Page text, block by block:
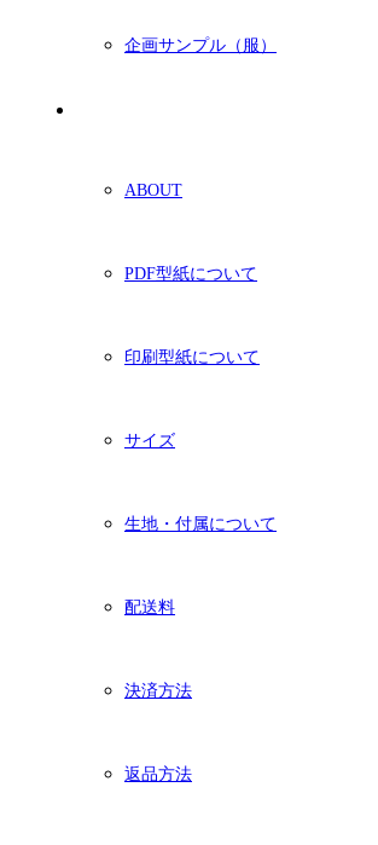
企画サンプル（服）
ABOUT
PDF型紙について
印刷型紙について
サイズ
生地・付属について
配送料
決済方法
返品方法